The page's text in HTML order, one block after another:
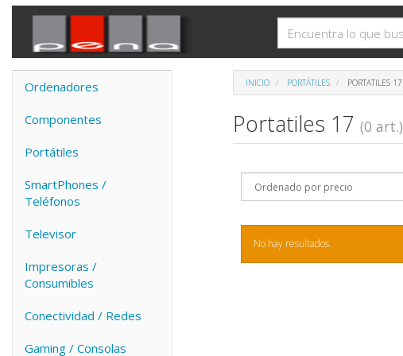
Ordenadores
Componentes
Portátiles
SmartPhones /
Teléfonos
Televisor
Impresoras /
Consumibles
Conectividad / Redes
Gaming / Consolas
INICIO PORTÁTILES PORTATILES 17
Portatiles 17 (0 art.)
No hay resultados.